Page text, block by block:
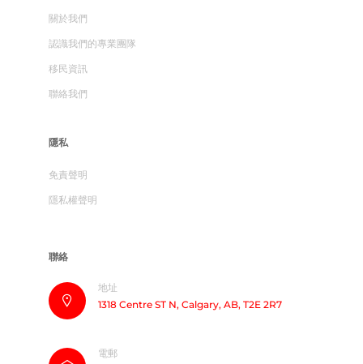
關於我們
認識我們的專業團隊
移民資訊
聯絡我們
隱私
免責聲明
隱私權聲明
聯絡
地址
1318 Centre ST N, Calgary, AB, T2E 2R7
電郵